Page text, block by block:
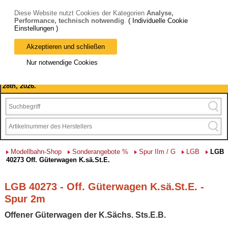
Bitte beachten Sie: wir machen Betriebsferien, vom 03. bis 28.
August 2026 haben wir geschlossen.
28th, 2026.
Modellbahn-Shop Sonderangebote % Spur IIm / G LGB
LGB
40273 Off. Güterwagen K.sä.St.E.
LGB 40273 - Off. Güterwagen K.sä.St.E. -
Spur 2m
Offener Güterwagen der K.Sächs. Sts.E.B.
Diese Website nutzt Cookies der Kategorien Analyse,
Performance, technisch notwendig. ( Individuelle Cookie
Einstellungen )
Akzeptieren und schließen
Nur notwendige Cookies